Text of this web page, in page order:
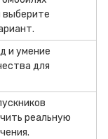
выберите
и умение
для
реальную